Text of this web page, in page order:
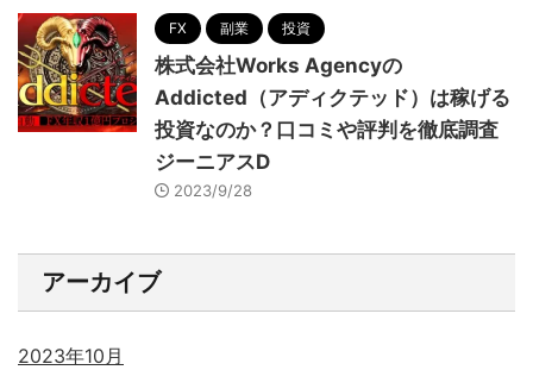
FX 副業 投資
株式会社Works Agencyの
Addicted（アディクテッド）は稼げる
投資なのか？口コミや評判を徹底調査
ジーニアスD
2023/9/28
アーカイブ
2023年10月